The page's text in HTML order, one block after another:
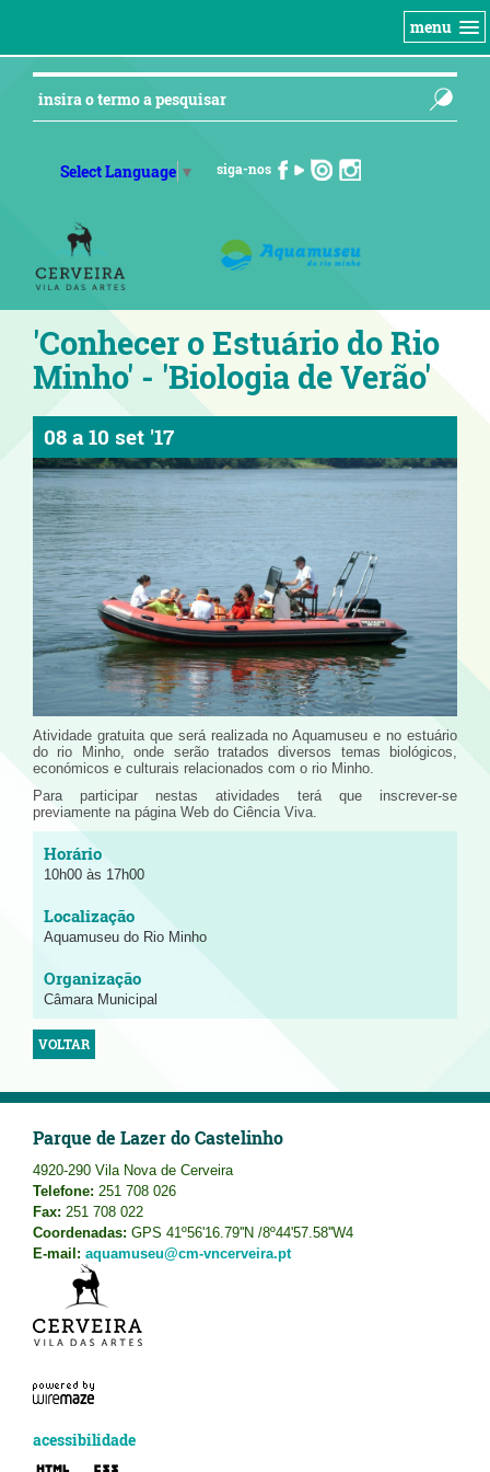
menu
Select Language ▼ siga-nos
'Conhecer o Estuário do Rio
Minho' - 'Biologia de Verão'
08a10 set '17
Atividade gratuita que será realizada no Aquamuseu e no estuário
do rio Minho, onde serão tratados diversos temas biológicos,
económicos e culturais relacionados com o rio Minho.
Para participar nestas atividades terá que inscrever-se
previamente na página Web do Ciência Viva.
10h00 às 17h00
Aquamuseu do Rio Minho
Câmara Municipal
VOLTAR
Parque de Lazer do Castelinho
4920-290 Vila Nova de Cerveira
Telefone: 251 708 026
Fax: 251 708 022
Coordenadas: GPS 41º56'16.79''N /8º44'57.58''W4
E-mail: aquamuseu@cm-vncerveira.pt
acessibilidade